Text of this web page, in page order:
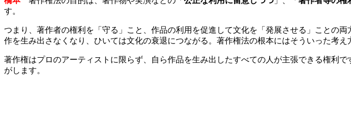
す。
つまり、著作者の権利を「守る」こと、作品の利用を促進して文化を「発展させる」ことの
作を生み出さなくなり、ひいては文化の衰退につながる。著作権法の根本にはそういった考え
著作権はプロのアーティストに限らず、自ら作品を生み出したすべての人が主張できる権利
がします。